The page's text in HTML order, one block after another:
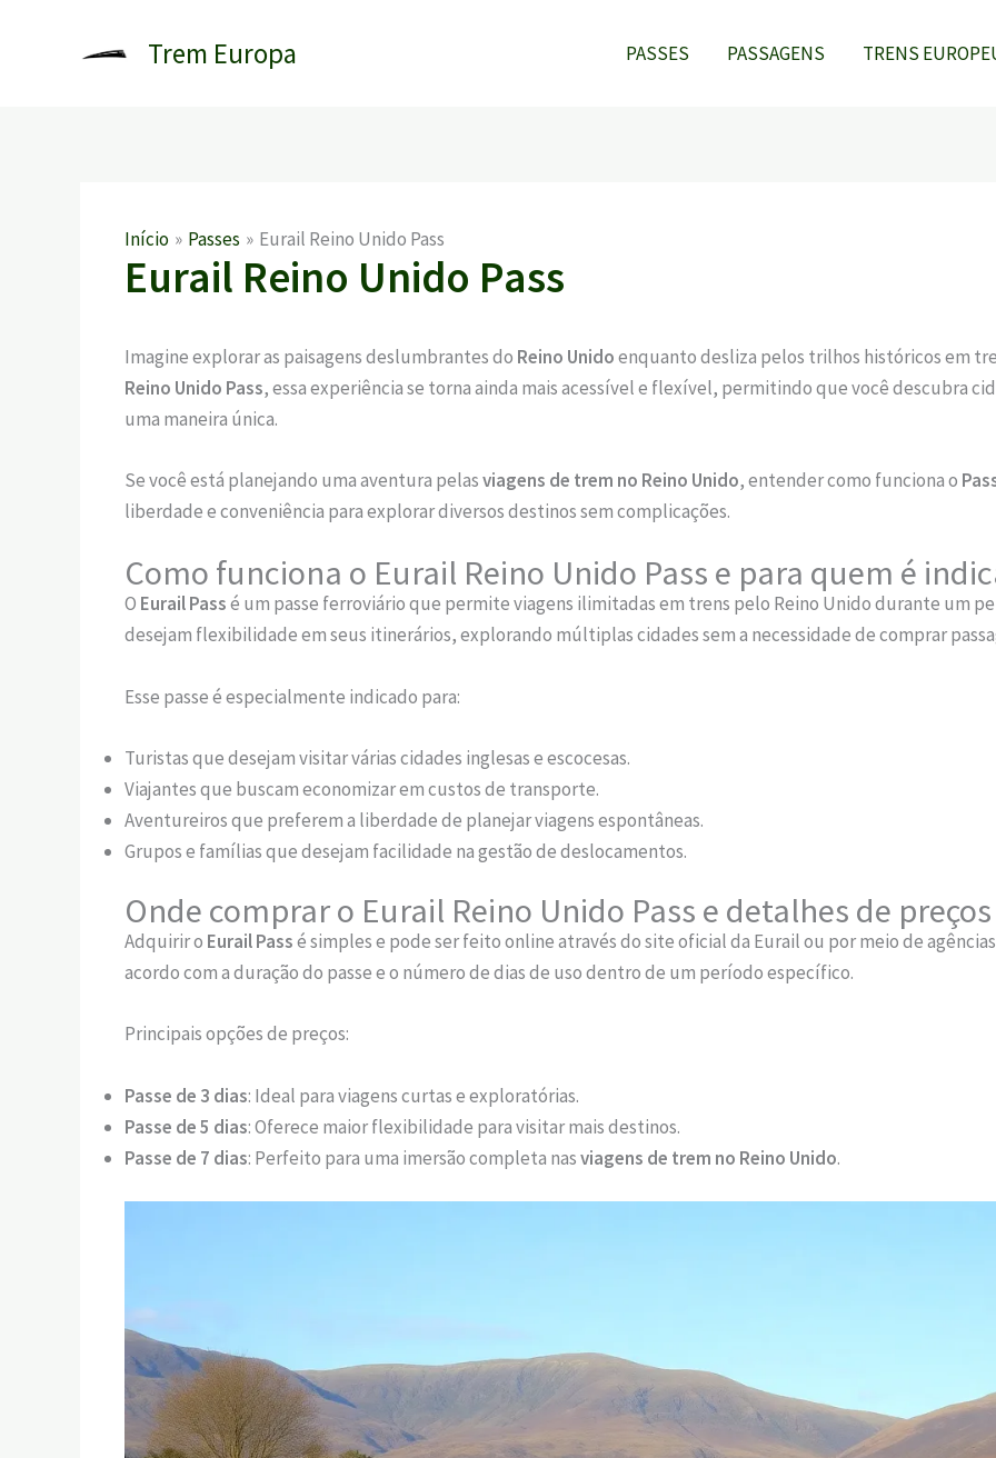
Trem Europa PASSES PASSAGENS TRENS
Início Passes Eurail Reino Unido Pass
Eurail Reino Unido Pass
Imagine explorar as paisagens deslumbrantes do Reino Unidoenquanto desliza pelos trilhos históricos em
Reino Unido Pass, essa experiência se torna ainda mais acessível e flexível, permitindo que você descubra
uma maneira única.
Se você está planejando uma aventura pelasviagens de trem no Reino Unido, entender como funciona o
liberdade e conveniência para explorar diversos destinos sem complicações.
Como funciona o Eurail Reino Unido Pass e para quem é
O Eurail Passé um passe ferroviário que permite viagens ilimitadas em trens pelo Reino Unido durante um
desejam flexibilidade em seus itinerários, explorando múltiplas cidades sem a necessidade de comprar
Esse passe é especialmente indicado para:
Turistas que desejam visitar várias cidades inglesas e escocesas.
Viajantes que buscam economizar em custos de transporte.
Aventureiros que preferem a liberdade de planejar viagens espontâneas.
Grupos e famílias que desejam facilidade na gestão de deslocamentos.
Onde comprar o Eurail Reino Unido Pass e detalhes de preços
Adquirir o Eurail Passé simples e pode ser feito online através do site oficial da Eurail ou por meio de
acordo com a duração do passe e o número de dias de uso dentro de um período específico.
Principais opções de preços:
Passe de 3 dias: Ideal para viagens curtas e exploratórias.
Passe de 5 dias: Oferece maior flexibilidade para visitar mais destinos.
Passe de 7 dias: Perfeito para uma imersão completa nasviagens de trem no Reino Unido.